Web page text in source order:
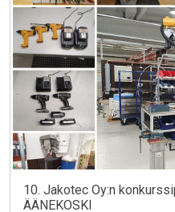
10. Jakotec Oy:n
ÄÄNEKOSKI